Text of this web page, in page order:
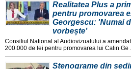
Realitatea Plus a
pentru promovarea
Georgescu: 'Numai
vorbește'
Consiliul National al Audiovizualului a
200.000 de lei pentru promovarea lui Calin Ge
Stenograme din